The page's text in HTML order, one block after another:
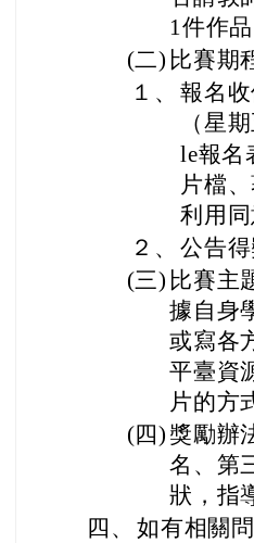
1件作
(二) 比賽期
１、 報名
（星
le報
片檔
利用
２、 公告
(三) 比賽主
據自身
或寫各
平臺資
片的方
(四) 獎勵辦
名、第
狀，指
四、 如有相關